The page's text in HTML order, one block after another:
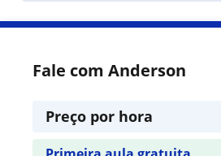
Fale com Anderson
Preço por hora